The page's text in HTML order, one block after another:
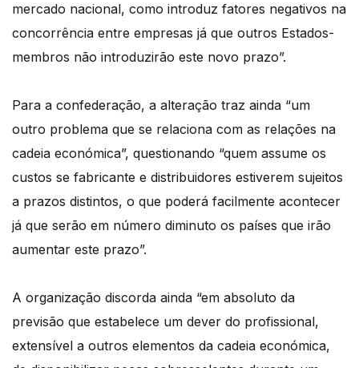
mercado nacional, como introduz fatores negativos na
concorrência entre empresas já que outros Estados-
membros não introduzirão este novo prazo”.
Para a confederação, a alteração traz ainda “um
outro problema que se relaciona com as relações na
cadeia económica”, questionando “quem assume os
custos se fabricante e distribuidores estiverem sujeitos
a prazos distintos, o que poderá facilmente acontecer
já que serão em número diminuto os países que irão
aumentar este prazo”.
A organização discorda ainda “em absoluto da
previsão que estabelece um dever do profissional,
extensível a outros elementos da cadeia económica,